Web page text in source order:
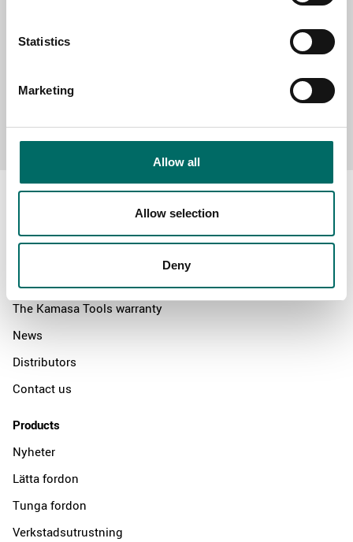
Statistics
Marketing
Allow all
Allow selection
Deny
The Kamasa Tools warranty
News
Distributors
Contact us
Products
Nyheter
Lätta fordon
Tunga fordon
Verkstadsutrustning